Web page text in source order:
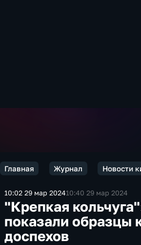
Главная Журнал Новости
10:02 29 мар 202410:40 29 мар 2024
"Крепкая
показали образцы
доспехов